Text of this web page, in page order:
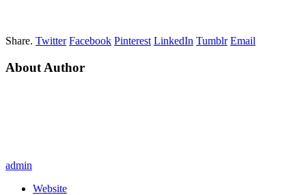
Share. Twitter Facebook Pinterest LinkedIn Tumblr Email
About Author
admin
Website